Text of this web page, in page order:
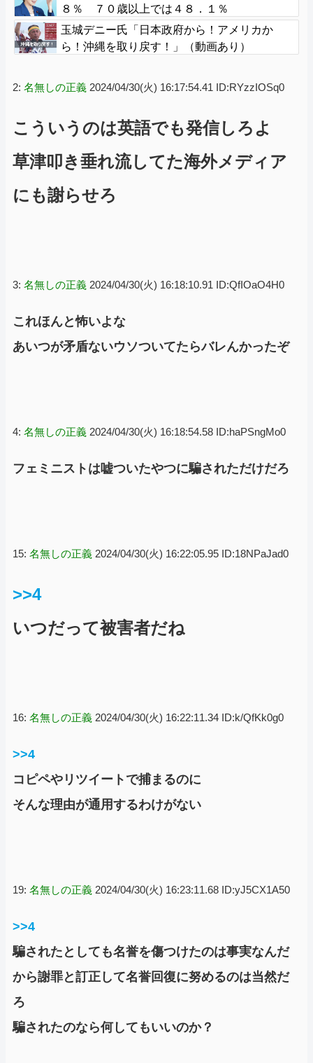
８％ ７０歳以上では４８．１％
玉城デニー氏「日本政府から！アメリカか
ら！沖縄を取り戻す！」（動画あり）
2: 名無しの正義 2024/04/30(火) 16:17:54.41 ID:RYzzIOSq0
こういうのは英語でも発信しろよ
草津叩き垂れ流してた海外メディア
にも謝らせろ
3: 名無しの正義 2024/04/30(火) 16:18:10.91 ID:QfIOaO4H0
これほんと怖いよな
あいつが矛盾ないウソついてたらバレんかったぞ
4: 名無しの正義 2024/04/30(火) 16:18:54.58 ID:haPSngMo0
フェミニストは嘘ついたやつに騙されただけだろ
15: 名無しの正義 2024/04/30(火) 16:22:05.95 ID:18NPaJad0
>>4
いつだって被害者だね
16: 名無しの正義 2024/04/30(火) 16:22:11.34 ID:k/QfKk0g0
>>4
コピペやリツイートで捕まるのに
そんな理由が通用するわけがない
19: 名無しの正義 2024/04/30(火) 16:23:11.68 ID:yJ5CX1A50
>>4
騙されたとしても名誉を傷つけたのは事実なんだ
から謝罪と訂正して名誉回復に努めるのは当然だ
ろ
騙されたのなら何してもいいのか？